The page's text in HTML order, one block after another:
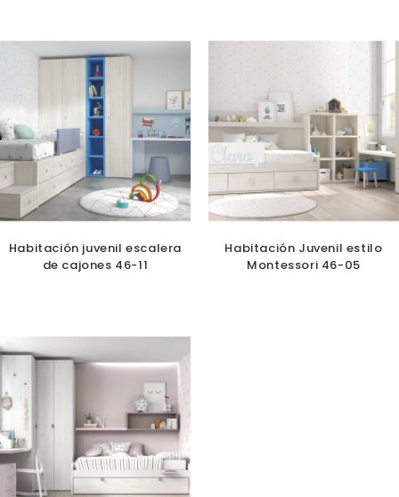
Habitación juvenil escalera
de cajones 46-11
Habitación Juvenil estilo
Montessori 46-05